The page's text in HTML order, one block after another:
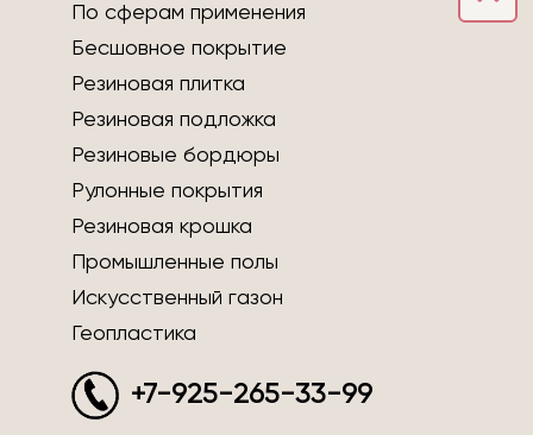
По сферам применения
Бесшовное покрытие
Резиновая плитка
Резиновая подложка
Резиновые бордюры
Рулонные покрытия
Резиновая крошка
Промышленные полы
Искусственный газон
Геопластика
+7-925-265-33-99